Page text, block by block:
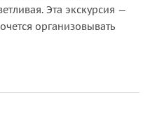
Эта экскурсия —
организовывать